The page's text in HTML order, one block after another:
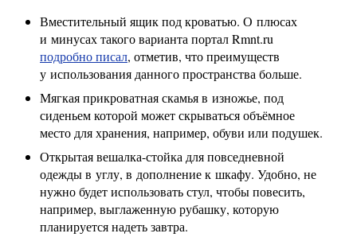
Вместительный ящик под кроватью. О плюсах
и минусах такого варианта портал Rmnt.ru
подробно писал, отметив, что преимуществ
у использования данного пространства больше.
Мягкая прикроватная скамья в изножье, под
сиденьем которой может скрываться объёмное
место для хранения, например, обуви или подушек.
Открытая вешалка-стойка для повседневной
одежды в углу, в дополнение к шкафу. Удобно, не
нужно будет использовать стул, чтобы повесить,
например, выглаженную рубашку, которую
планируется надеть завтра.